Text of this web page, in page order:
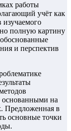
работы
учёт как
изучаемого
полную картину
и перспектив
основанными на
Предложенная в
основные точки